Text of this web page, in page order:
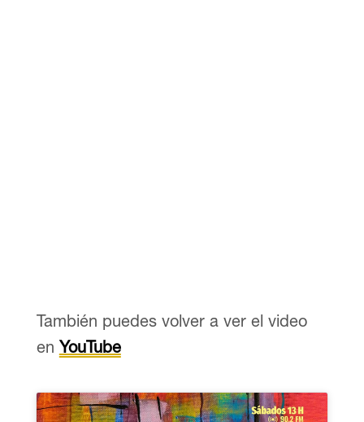
También puedes volver a ver el video
en YouTube